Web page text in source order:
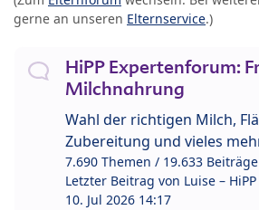
gerne an unseren Elternservice.)
HiPP Expertenforum:
Milchnahrung
Wahl der richtigen Milch,
Zubereitung und vieles
7.690 Themen / 19.633 Beiträge
Letzter Beitrag von Luise –
10. Jul 2026 14:17